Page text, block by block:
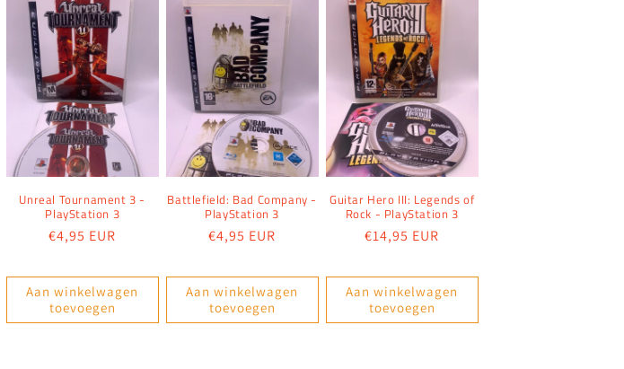
Unreal Tournament 3 -
PlayStation 3
Normale
€4,95 EUR
Aan winkelwagen
toevoegen
Battlefield: Bad Company -
PlayStation 3
Normale
€4,95 EUR
Aan winkelwagen
toevoegen
Guitar Hero III: Legends of
Rock - PlayStation 3
Normale
€14,95 EUR
Aan winkelwagen
toevoegen